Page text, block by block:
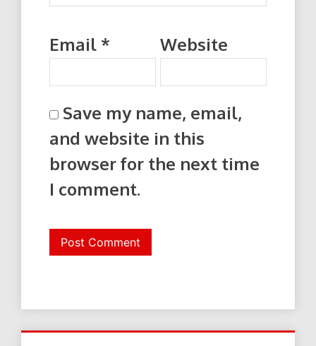
Email * Website
Save my name, email,
and website in this
browser for the next time
I comment.